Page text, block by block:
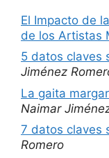
El Impacto de
de los Artistas
5 datos claves
Jiménez
La gaita
Naimar
7 datos claves
Romero